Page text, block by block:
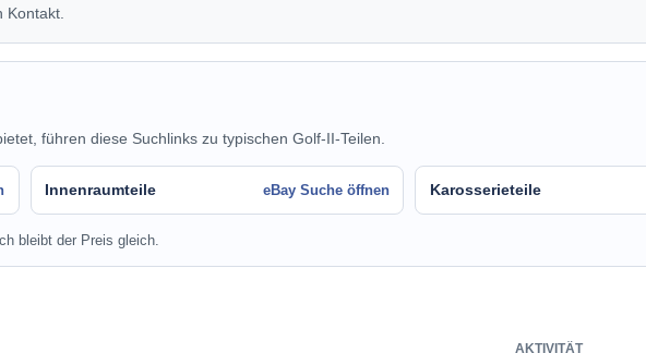
Kontakt.
führen diese Suchlinks zu typischen Golf-II-Teilen.
Innenraumteile eBay Suche öffnen Karosserieteile
bleibt der Preis gleich.
AKTIVITÄT